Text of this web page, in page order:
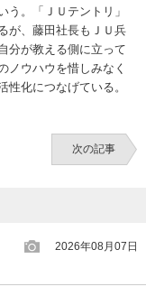
う。「ＪＵテントリ」
が、藤田社長もＪＵ兵
分が教える側に立って
ノウハウを惜しみなく
化につなげている。
次の記事
2026年08月07日